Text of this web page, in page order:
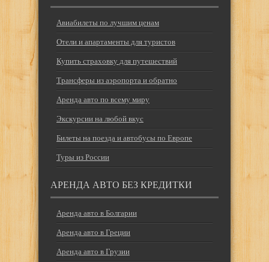
Авиабилеты по лучшим ценам
Отели и апартаменты для туристов
Купить страховку для путешествий
Трансферы из аэропорта и обратно
Аренда авто по всему миру
Экскурсии на любой вкус
Билеты на поезда и автобусы по Европе
Туры из России
АРЕНДА АВТО БЕЗ КРЕДИТКИ
Аренда авто в Болгарии
Аренда авто в Греции
Аренда авто в Грузии